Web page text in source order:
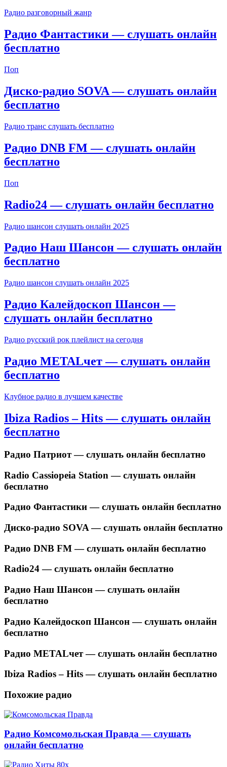
Радио разговорный жанр
Радио Фантастики — слушать онлайн
бесплатно
Поп
Диско-радио SOVA — слушать онлайн
бесплатно
Радио транс слушать бесплатно
Радио DNB FM — слушать онлайн
бесплатно
Поп
Radio24 — слушать онлайн бесплатно
Радио шансон слушать онлайн 2025
Радио Наш Шансон — слушать онлайн
бесплатно
Радио шансон слушать онлайн 2025
Радио Калейдоскоп Шансон —
слушать онлайн бесплатно
Радио русский рок плейлист на сегодня
Радио METALчет — слушать онлайн
бесплатно
Клубное радио в лучшем качестве
Ibiza Radios – Hits — слушать онлайн
бесплатно
Радио Патриот — слушать онлайн бесплатно
Radio Cassiopeia Station — слушать онлайн
бесплатно
Радио Фантастики — слушать онлайн бесплатно
Диско-радио SOVA — слушать онлайн бесплатно
Радио DNB FM — слушать онлайн бесплатно
Radio24 — слушать онлайн бесплатно
Радио Наш Шансон — слушать онлайн
бесплатно
Радио Калейдоскоп Шансон — слушать онлайн
бесплатно
Радио METALчет — слушать онлайн бесплатно
Ibiza Radios – Hits — слушать онлайн бесплатно
Похожие радио
Радио Комсомольская Правда — слушать
онлайн бесплатно